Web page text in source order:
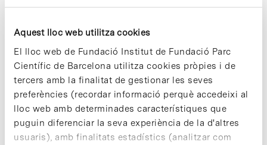
Aquest lloc web utilitza cookies
El lloc web de Fundació Institut de Fundació Parc
Científic de Barcelona utilitza cookies pròpies i de
tercers amb la finalitat de gestionar les seves
preferències (recordar informació perquè accedeixi al
lloc web amb determinades característiques que
puguin diferenciar la seva experiència de la d'altres
usuaris), amb finalitats estadístics (analitzar com
en recerca.
Segons el Dr. Menéndez, «és molt complicat, en
l’àmbit acadèmic, poder desenvolupar aquestes
estratègies i gestionar tots els mecanismes
reguladors associats al desenvolupament d’un
producte. Per això, OCI ens permet fer tots els
passos necessaris amb l’objectiu que el nostre
coneixement arribi al pacient».
Antoni Garcia Prat , gerent de la Fundació Josep